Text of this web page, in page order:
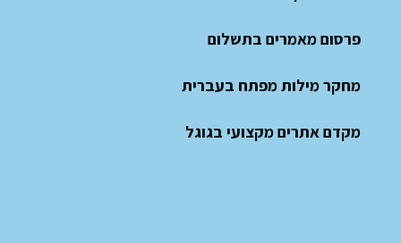
פרסום מאמרים בתשלום
מחקר מילות מפתח בעברית
מקדם אתרים מקצועי בגוגל